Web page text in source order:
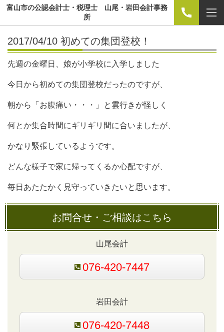
富山市の公認会計士・税理士 山尾・岩田会計事務
所
2017/04/10 初めての集団登校！
先週の金曜日、娘が小学校に入学しました
今日から初めての集団登校だったのですが、
朝から「お腹痛い・・・」と雲行きが怪しく
何とか集合時間にギリギリ間に合いましたが、
かなり緊張しているようです。
どんな様子で家に帰ってくるか心配ですが、
毎日あたたかく見守っていきたいと思います。
お問合せ・ご相談はこちら
山尾会計
076-420-7447
岩田会計
076-420-7448